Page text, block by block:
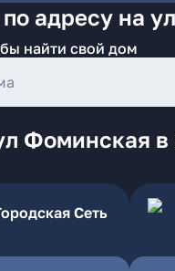
адресу на
найти свой дом
Фоминская в
Сеть